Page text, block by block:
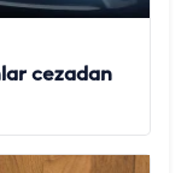
cezadan